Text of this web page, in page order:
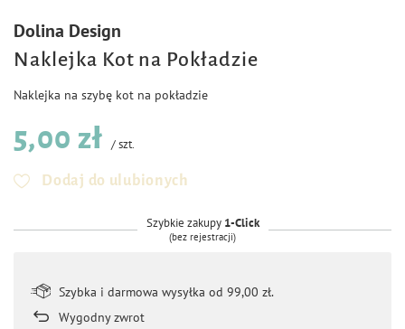
Dolina Design
Naklejka Kot na Pokładzie
Naklejka na szybę kot na pokładzie
5,00 zł /szt.
Dodaj do ulubionych
Szybkie zakupy 1-Click
(bez rejestracji)
Szybka i darmowa wysyłka od 99,00 zł.
Wygodny zwrot